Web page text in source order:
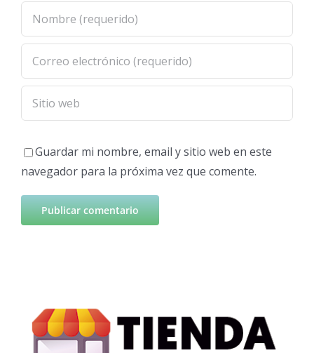
Guardar mi nombre, email y sitio web en este
navegador para la próxima vez que comente.